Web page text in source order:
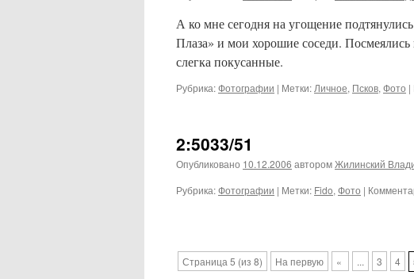
А ко мне сегодня на угощение
Плаза» и мои хорошие соседи.
слегка покусанные.
Рубрика:Фотографии | Метки: Личное, Псков, Фото |
2:5033/51
Опубликовано 10.12.2006 авторомЖилинский
Рубрика:Фотографии | Метки: Fido, Фото |
Страница 5 (из 8) На первую « ... 3 4